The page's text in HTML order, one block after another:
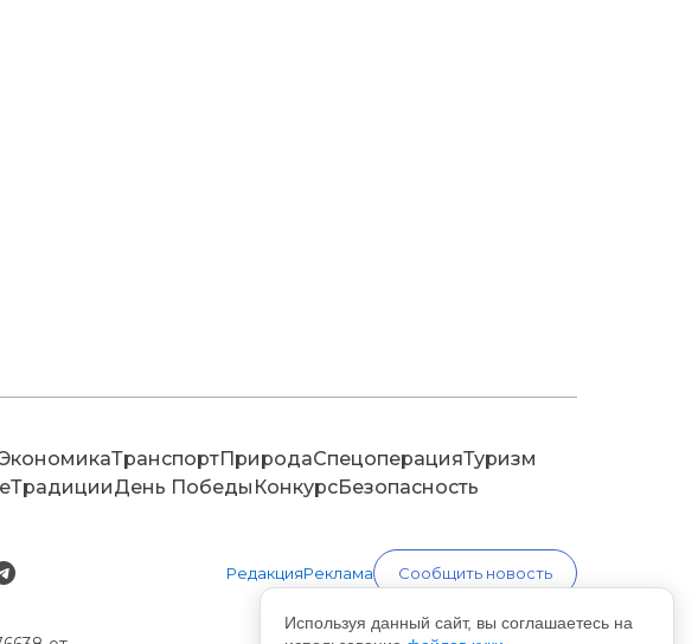
ТранспортПриродаСпецоперацияТуризм
ТрадицииДень Победы КонкурсБезопасность
РедакцияРеклама Сообщить новость
Используя данный сайт, вы соглашаетесь на